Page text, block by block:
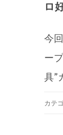
ロ
今
ー
具”
カテ